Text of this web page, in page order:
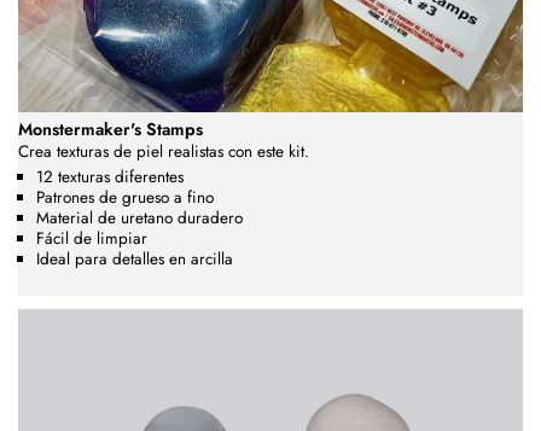
Monstermaker's Stamps
Crea texturas de piel realistas con este kit.
12 texturas diferentes
Patrones de grueso a fino
Material de uretano duradero
Fácil de limpiar
Ideal para detalles en arcilla